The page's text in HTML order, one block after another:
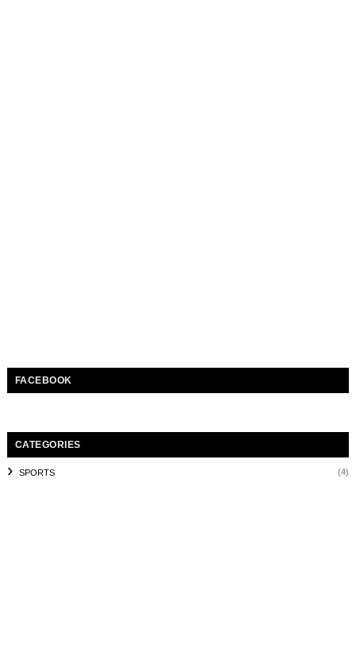
FACEBOOK
CATEGORIES
SPORTS (4)